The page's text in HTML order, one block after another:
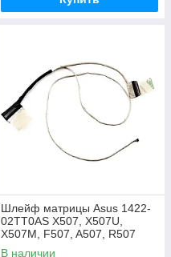
Шлейф матрицы Asus 1422-
02TT0AS X507, X507U,
X507M, F507, A507, R507
(снятый)
В наличии